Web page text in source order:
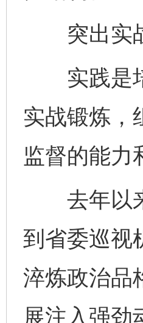
突出实战
实践是培
实战锻炼，
监督的能力
去年以来
到省委巡视
淬炼政治品
展注入强劲